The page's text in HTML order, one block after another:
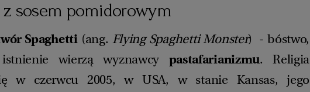
z sosem pomidorowym
Spaghetti(ang. Flying Spaghetti Monster) - bóstwo,
wierzą wyznawcy pastafarianizmu. Religia
w czerwcu 2005, w USA, w stanie Kansas, jego